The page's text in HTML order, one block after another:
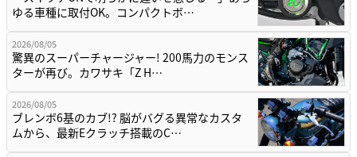
ゆる車種に取付OK。コンパクトボ…
2026/08/05
驚異のスーパーチャージャー! 200馬力のモンス
ターが再び。カワサキ「Z H…
2026/08/05
ブレンボ6基のカブ!? 脳がバグる異常なカスタ
ムから、最新Eクラッチ搭載のC…